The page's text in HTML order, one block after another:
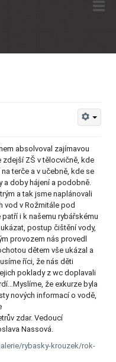
absolvoval zajímavou
ZŠ v tělocvičně, kde
terče a v učebně, kde se
a doby hájení a podobně.
a tak jsme naplánovali
vod v Rožmitále pod
i k našemu rybářskému
postup čištění vody,
provozem nás provedl
dětem vše ukázal a
říci, že nás děti
poklady z wc doplavali
že exkurze byla
nových informací o vodě,
zdar. Vedoucí
Nassová.
rybasky-krouzek/rok-